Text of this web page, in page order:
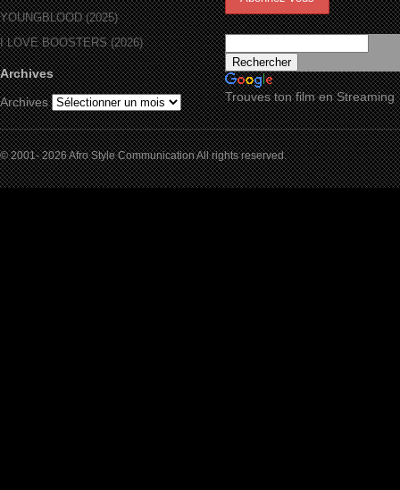
YOUNGBLOOD (2025)
I LOVE BOOSTERS (2026)
Archives
Archives
Trouves ton film en Streaming
© 2001- 2026 Afro Style Communication All rights reserved.